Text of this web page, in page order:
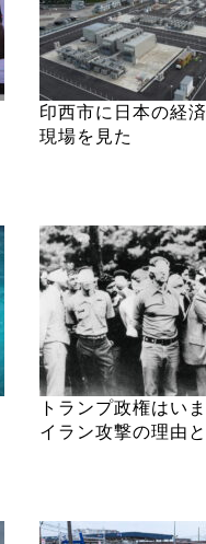
印西市に日本の経
現場を見た
トランプ政権はいま
イラン攻撃の理由